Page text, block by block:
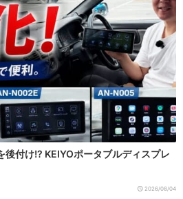
後付け!? KEIYOポータブルディスプレ
2026/08/04